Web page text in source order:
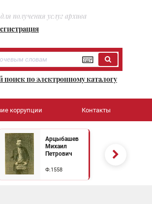
получения услуг архива
по электронному каталогу
коррупции Контакты
Арцыбашев
Михаил
Петрович
Ф.1558